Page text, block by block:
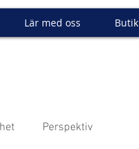
Lär med oss Butik
Perspektiv